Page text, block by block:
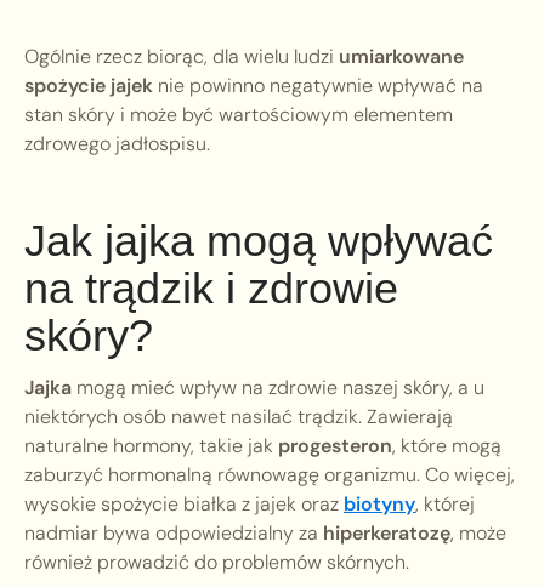
Ogólnie rzecz biorąc, dla wielu ludzi umiarkowane
spożycie jajek nie powinno negatywnie wpływać na
stan skóry i może być wartościowym elementem
zdrowego jadłospisu.
Jak jajka mogą wpływać
na trądzik i zdrowie
skóry?
Jajka mogą mieć wpływ na zdrowie naszej skóry, a u
niektórych osób nawet nasilać trądzik. Zawierają
naturalne hormony, takie jak progesteron, które mogą
zaburzyć hormonalną równowagę organizmu. Co więcej,
wysokie spożycie białka z jajek oraz biotyny, której
nadmiar bywa odpowiedzialny za hiperkeratozę, może
również prowadzić do problemów skórnych.